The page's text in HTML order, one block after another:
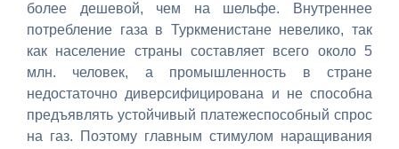
более дешевой, чем на шельфе. Внутреннее
потребление газа в Туркменистане невелико, так
как население страны составляет всего около 5
млн. человек, а промышленность в стране
недостаточно диверсифицирована и не способна
предъявлять устойчивый платежеспособный спрос
на газ. Поэтому главным стимулом наращивания